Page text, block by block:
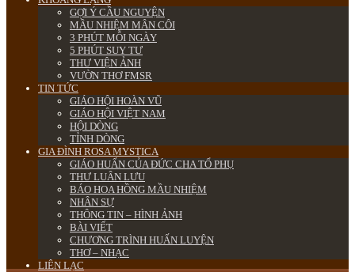
GỢI Ý CẦU NGUYỆN
MẦU NHIỆM MÂN CÔI
3 PHÚT MỖI NGÀY
5 PHÚT SUY TƯ
THƯ VIỆN ẢNH
VƯỜN THƠ FMSR
TIN TỨC
GIÁO HỘI HOÀN VŨ
GIÁO HỘI VIỆT NAM
HỘI DÒNG
TỈNH DÒNG
GIA ĐÌNH ROSA MYSTICA
GIÁO HUẤN CỦA ĐỨC CHA TỔ PHỤ
THƯ LUÂN LƯU
BÁO HOA HỒNG MẦU NHIỆM
NHÂN SỰ
THÔNG TIN – HÌNH ẢNH
BÀI VIẾT
CHƯƠNG TRÌNH HUẤN LUYỆN
THƠ – NHẠC
LIÊN LẠC